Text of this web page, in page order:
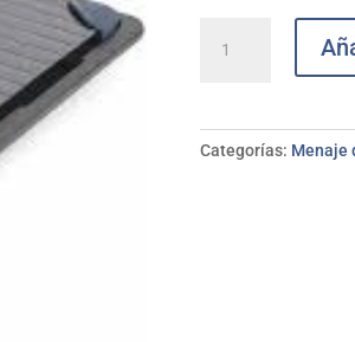
para
cantidad
Categorías: Menaje